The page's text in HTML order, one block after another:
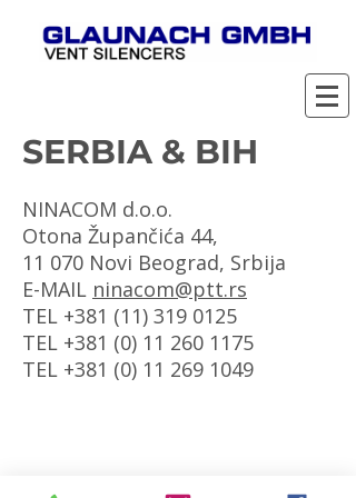
SERBIA & BIH
NINACOM d.o.o.
Otona Župančića 44,
11 070 Novi Beograd, Srbija
E-MAIL ninacom@ptt.rs
TEL +381 (11) 319 0125
TEL +381 (0) 11 260 1175
TEL +381 (0) 11 269 1049